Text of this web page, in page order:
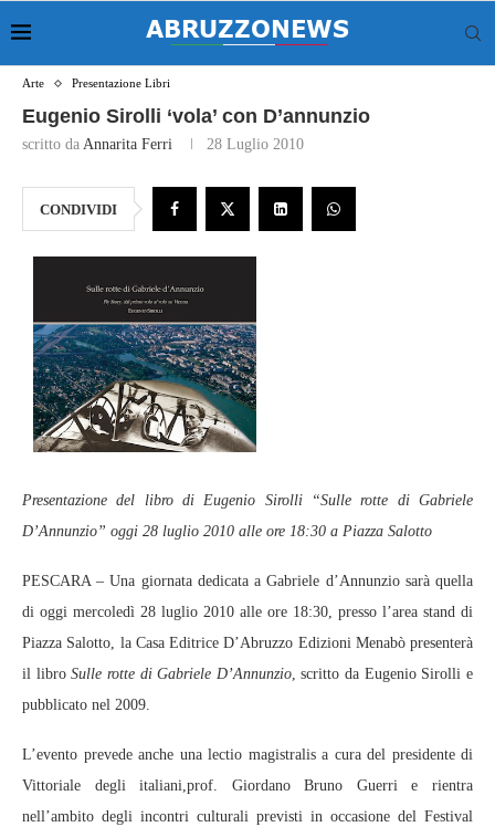
Arte Presentazione Libri
Eugenio Sirolli ‘vola’ con D’annunzio
scritto da Annarita Ferri 28 Luglio 2010
CONDIVIDI
Presentazione del libro di Eugenio Sirolli “Sulle rotte di Gabriele
D’Annunzio” oggi 28 luglio 2010 alle ore 18:30 a Piazza Salotto
PESCARA – Una giornata dedicata a Gabriele d’Annunzio sarà quella
di oggi mercoledì 28 luglio 2010 alle ore 18:30, presso l’area stand di
Piazza Salotto, la Casa Editrice D’Abruzzo Edizioni Menabò presenterà
il libroSulle rotte di Gabriele D’Annunzio, scritto da Eugenio Sirolli e
pubblicato nel 2009.
L’evento prevede anche una lectio magistralis a cura del presidente di
Vittoriale degli italiani,prof. Giordano Bruno Guerri e rientra
nell’ambito degli incontri culturali previsti in occasione del Festival